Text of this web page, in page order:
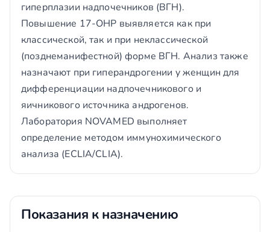
гиперплазии надпочечников (ВГН).
Повышение 17-OHP выявляется как при
классической, так и при неклассической
(позднеманифестной) форме ВГН. Анализ также
назначают при гиперандрогении у женщин для
дифференциации надпочечникового и
яичникового источника андрогенов.
Лаборатория NOVAMED выполняет
определение методом иммунохимического
анализа (ECLIA/CLIA).
Показания к назначению